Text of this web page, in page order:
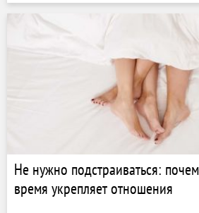
Не нужно подстраиваться:
время укрепляет отношения